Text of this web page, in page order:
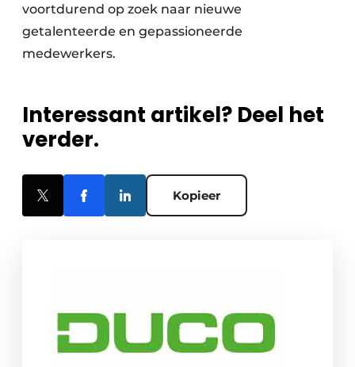
voortdurend op zoek naar nieuwe
getalenteerde en gepassioneerde
medewerkers.
Interessant artikel? Deel het
verder.
Kopieer